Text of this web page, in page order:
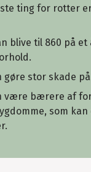
ting for rotter
blive til 860 på et
gøre stor skade
være bærere af
som